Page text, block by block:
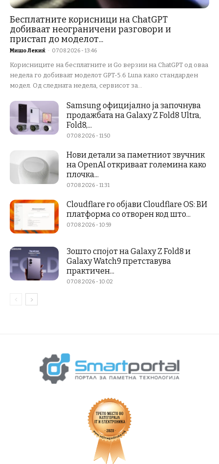
Бесплатните корисници на ChatGPT
добиваат неограничени разговори и
пристап до моделот...
Мишо Лекиќ - 07.08.2026 - 13:46
Корисниците на бесплатните и Go верзии на ChatGPT од оваа
недела го добиваат моделот GPT-5.6 Luna како стандарден
модел. Од следната недела, сервисот за...
Samsung официјално ја започнува
продажбата на Galaxy Z Fold8 Ultra,
Fold8,...
07.08.2026 - 11:50
Нови детали за паметниот звучник
на OpenAI откриваат големина како
плочка...
07.08.2026 - 11:31
Cloudflare го објави Cloudflare OS: ВИ
платформа со отворен код што...
07.08.2026 - 10:59
Зошто спојот на Galaxy Z Fold8 и
Galaxy Watch9 претставува
практичен...
07.08.2026 - 10:02